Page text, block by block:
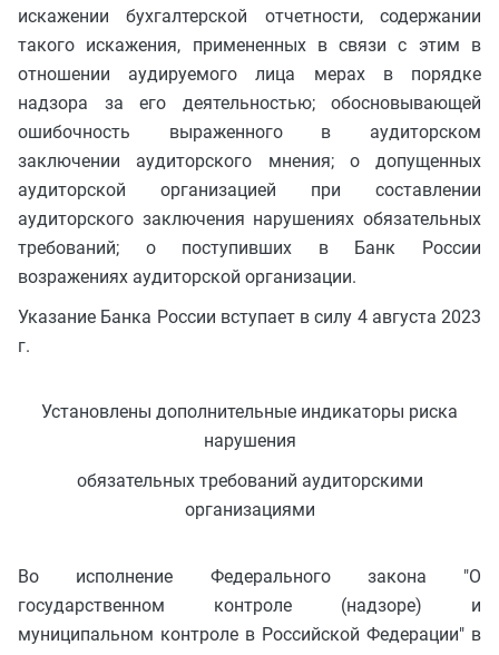
искажении бухгалтерской отчетности, содержании
такого искажения, примененных в связи с этим в
отношении аудируемого лица мерах в порядке
надзора за его деятельностью; обосновывающей
ошибочность выраженного в аудиторском
заключении аудиторского мнения; о допущенных
аудиторской организацией при составлении
аудиторского заключения нарушениях обязательных
требований; о поступивших в Банк России
возражениях аудиторской организации.
Указание Банка России вступает в силу 4 августа 2023
г.
Установлены дополнительные индикаторы риска
нарушения
обязательных требований аудиторскими
организациями
Во исполнение Федерального закона "О
государственном контроле (надзоре) и
муниципальном контроле в Российской Федерации" в